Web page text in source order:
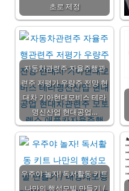
초로 제정
자동차관련주 자율주행관
련주 저평가 우량주 전망 현
대차 기아현대모비스 테라
명신산업 현대공업…
우주야 놀자! 독서활동 키트
나만의 행성모빌 만들기 /